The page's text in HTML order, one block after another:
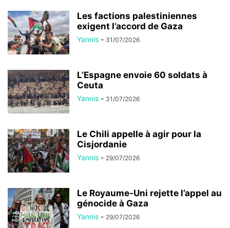
Les factions palestiniennes
exigent l’accord de Gaza
Yannis - 31/07/2026
L’Espagne envoie 60 soldats à
Ceuta
Yannis - 31/07/2026
Le Chili appelle à agir pour la
Cisjordanie
Yannis - 29/07/2026
Le Royaume-Uni rejette l’appel au
génocide à Gaza
Yannis - 29/07/2026